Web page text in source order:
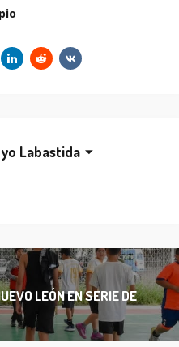
Labastida
LEÓN EN SERIE DE